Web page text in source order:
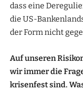
dass eine
die US-
der Form nicht
Auf unseren
wir immer die
krisenfest sind.